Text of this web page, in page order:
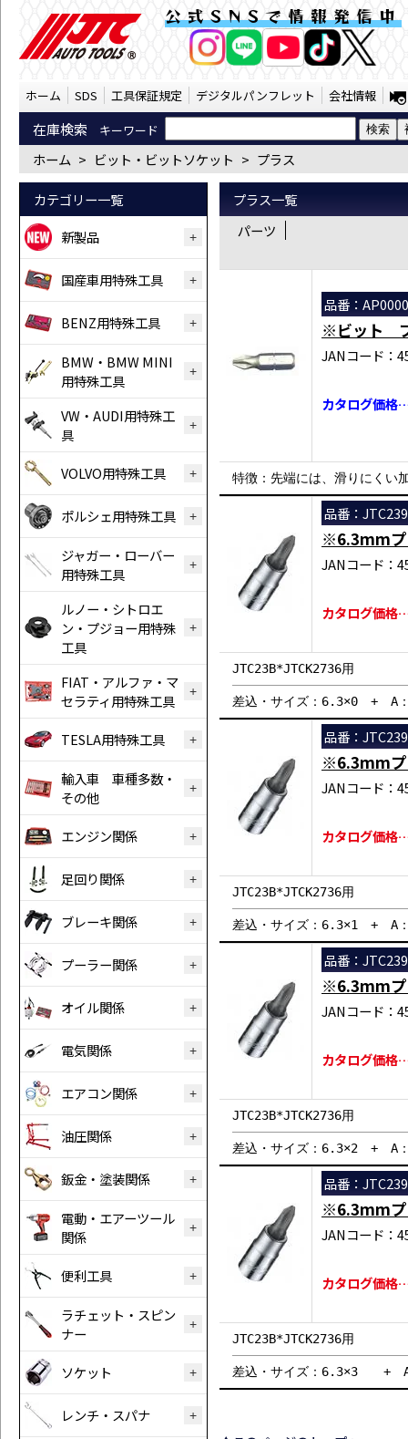
ビット・ビットソケット プラス
公式SNSで情報発信中
ホーム SDS 工具保証規定 デジタルパンフレット 会社情報
在庫検索 キーワード
ホーム > ビット・ビットソケット > プラス
カテゴリー一覧
新製品
国産車用特殊工具
BENZ用特殊工具
BMW・BMW MINI
用特殊工具
VW・AUDI用特殊工
具
VOLVO用特殊工具
ポルシェ用特殊工具
ジャガー・ローバー
用特殊工具
ルノー・シトロエ
ン・プジョー用特殊
工具
FIAT・アルファ・マ
セラティ用特殊工具
TESLA用特殊工具
輸入車 車種多数・
その他
エンジン関係
足回り関係
ブレーキ関係
プーラー関係
オイル関係
電気関係
エアコン関係
油圧関係
鈑金・塗装関係
電動・エアーツール
関係
便利工具
ラチェット・スピン
ナー
ソケット
レンチ・スパナ
プラス一覧
パーツ
品番：
※ビット
JANコード：
カタログ価格
特徴：先端には、滑りにくい
品番：
※6.3mmプ
JANコード：
カタログ価格
JTC23B*JTCK2736用
差込・サイズ：6.3×0 +
品番：
※6.3mmプ
JANコード：
カタログ価格
JTC23B*JTCK2736用
差込・サイズ：6.3×1 +
品番：
※6.3mmプ
JANコード：
カタログ価格
JTC23B*JTCK2736用
差込・サイズ：6.3×2 +
品番：
※6.3mmプ
JANコード：
カタログ価格
JTC23B*JTCK2736用
差込・サイズ：6.3×3 +
AI商品コンシェルジ
オンライン